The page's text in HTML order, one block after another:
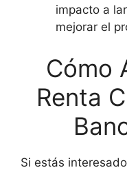
impacto a
mejorar el
Cómo
Renta
Si estás